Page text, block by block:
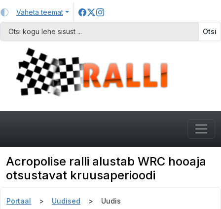
Vaheta teemat
Otsi
Acropolise ralli alustab WRC hooaja
otsustavat kruusaperioodi
Portaal Uudised Uudis